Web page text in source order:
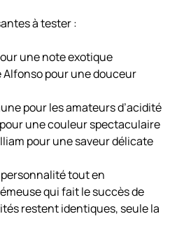
à tester :
une note exotique
Alfonso pour une douceur
pour les amateurs d’acidité
une couleur spectaculaire
pour une saveur délicate
tout en
qui fait le succès de
restent identiques, seule la